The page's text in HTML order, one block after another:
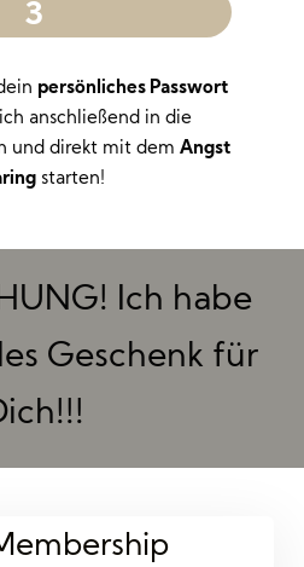
3
persönliches Passwort
anschließend in die
und direkt mit dem Angst
starten!
Ich habe
Geschenk für